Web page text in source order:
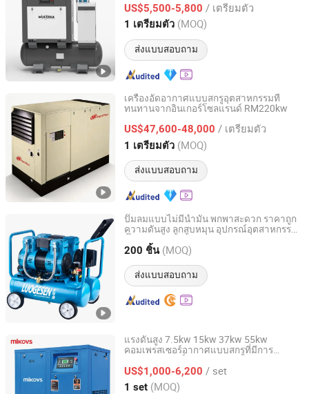
US$5,500-5,800 / เตรียมตัว
1 เตรียมตัว (MOQ)
ส่งแบบสอบถาม
Shandong, China อัตราจาก 2020
เครื่องอัดอากาศแบบสกรูอุตสาหกรรมที่
ทนทานจากอินเกอร์โซลแรนด์ RM220kw
US$47,600-48,000 / เตรียมตัว
1 เตรียมตัว (MOQ)
ส่งแบบสอบถาม
Kopa Trading (Shanghai) Co., Ltd.
Shanghai, China อัตราจาก 2021
ปั๊มลมแบบไม่มีน้ำมัน พกพาสะดวก ราคาถูก
ความดันสูง ลูกสูบหมุน อุปกรณ์อุตสาหกรรม
200 ชิ้น (MOQ)
ส่งแบบสอบถาม
YONGKANG LUOGESEN AIR COMPRESSOR CO., LTD.
Zhejiang, China อัตราจาก 2019
แรงดันสูง 7.5kw 15kw 37kw 55kw
คอมเพรสเซอร์อากาศแบบสกรูที่มีการ
คอมเพรสเซอร์อากาศแบบหมุนเวียน
อุตสาหกรรม
US$1,000-6,200 / set
1 set (MOQ)
Jiangxi Saifu Industry Co., Ltd.
Jiangxi, China อัตราจาก 2018